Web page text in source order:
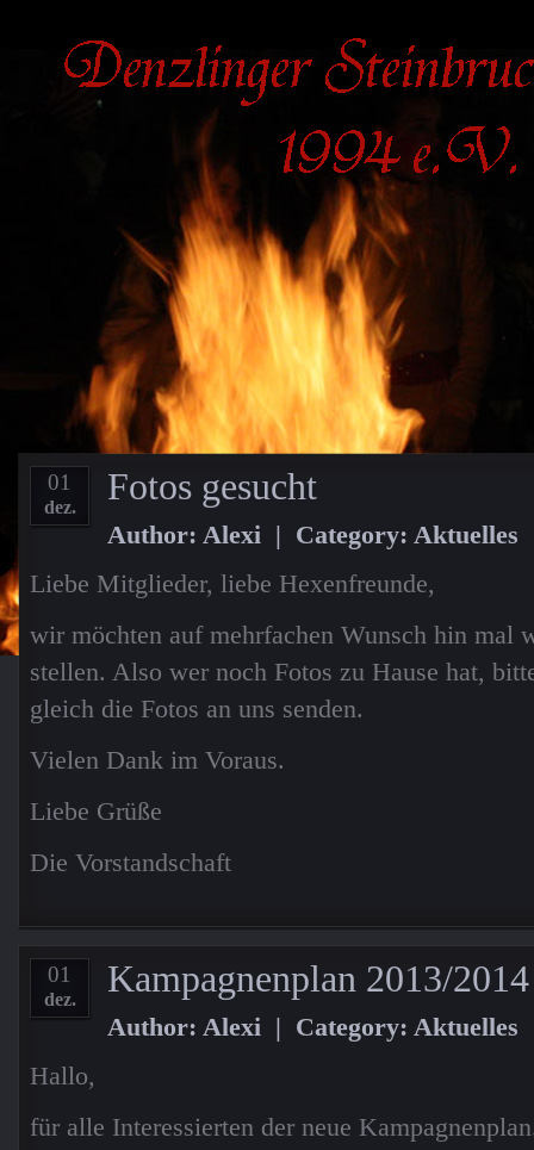
01
dez. Fotos gesucht
Author: Alexi | Category: Aktuelles
Liebe Mitglieder, liebe Hexenfreunde,
wir möchten auf mehrfachen Wunsch hin mal
stellen. Also wer noch Fotos zu Hause hat,
gleich die Fotos an uns senden.
Vielen Dank im Voraus.
Liebe Grüße
Die Vorstandschaft
01
dez. Kampagnenplan 2013/2014
Author: Alexi | Category: Aktuelles
Hallo,
für alle Interessierten der neue